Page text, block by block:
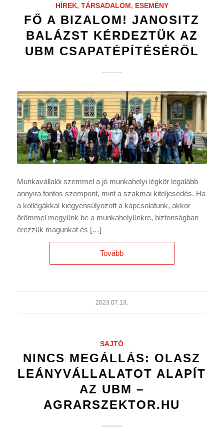
HÍREK, TÁRSADALOM , ESEMÉNY
FŐ A BIZALOM! JANOSITZ
BALÁZST KÉRDEZTÜK AZ
UBM CSAPATÉPÍTÉSÉRŐL
Munkavállalói szemmel a jó munkahelyi légkör legalább
annyira fontos szempont, mint a szakmai kiteljesedés. Ha
a kollégákkal kiegyensúlyozott a kapcsolatunk, akkor
örömmel megyünk be a munkahelyünkre, biztonságban
érezzük magunkat és […]
Tovább
2023.07.13.
SAJTÓ
NINCS MEGÁLLÁS: OLASZ
LEÁNYVÁLLALATOT ALAPÍT
AZ UBM –
AGRARSZEKTOR.HU